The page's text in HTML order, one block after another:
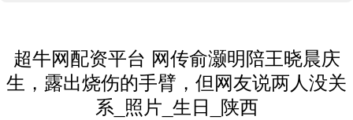
超牛网配资平台 网传俞灏明陪王晓晨庆
生，露出烧伤的手臂，但网友说两人没关
系_照片_生日_陕西